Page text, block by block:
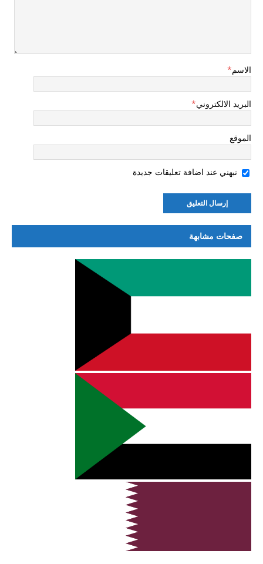
الاسم*
البريد الالكتروني*
الموقع
نبهني عند اضافة تعليقات جديدة
صفحات مشابهة